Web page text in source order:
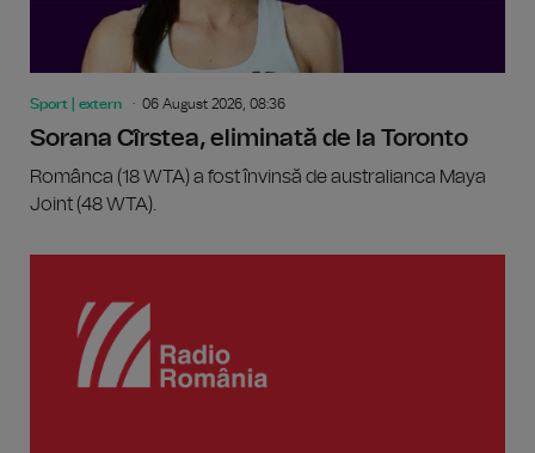
Sport | extern 06 August 2026, 08:36
Sorana Cîrstea, eliminată de la Toronto
Românca (18 WTA) a fost învinsă de australianca Maya
Joint (48 WTA).